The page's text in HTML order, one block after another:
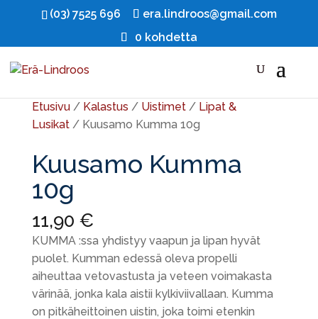
(03) 7525 696
era.lindroos@gmail.com
0 kohdetta
Etusivu/ Kalastus / Uistimet/ Lipat &
Lusikat/ Kuusamo Kumma 10g
Kuusamo Kumma
10g
11,90 €
KUMMA :ssa yhdistyy vaapun ja lipan hyvät
puolet. Kumman edessä oleva propelli
aiheuttaa vetovastusta ja veteen voimakasta
värinää, jonka kala aistii kylkiviivallaan. Kumma
on pitkäheittoinen uistin, joka toimi etenkin